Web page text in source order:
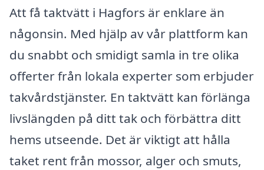
Att få taktvätt i Hagfors är enklare än
någonsin. Med hjälp av vår plattform kan
du snabbt och smidigt samla in tre olika
offerter från lokala experter som erbjuder
takvårdstjänster. En taktvätt kan förlänga
livslängden på ditt tak och förbättra ditt
hems utseende. Det är viktigt att hålla
taket rent från mossor, alger och smuts,